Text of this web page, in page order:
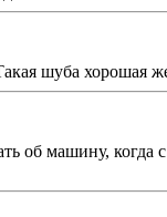
шуба хорошая
об машину,